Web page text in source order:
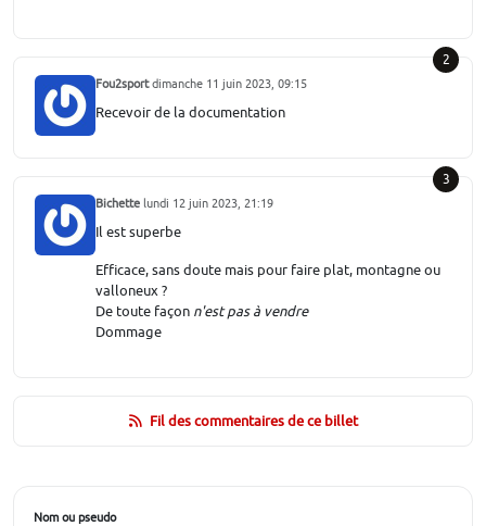
2
Fou2sportdimanche 11 juin 2023, 09:15
Recevoir de la documentation
3
Bichette lundi 12 juin 2023, 21:19
Il est superbe
Efficace, sans doute mais pour faire plat, montagne ou
valloneux ?
De toute façon n'est pas à vendre
Dommage
Fil des commentaires de ce billet
Nom ou pseudo